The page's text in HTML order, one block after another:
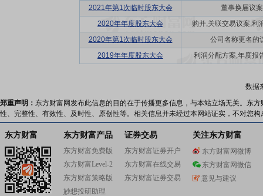
2021年第1次临时股东大会
董事换届议案
2020年年度股东大会
购并,关联交易议案,利
2020年第1次临时股东大会
公司名称更名的
2019年年度股东大会
利润分配方案,年度报
数据
郑重声明： 东方财富网发布此信息的目的在于传播更多信息，与本站立场无关。东
性、完整性、有效性、及时性、原创性等。相关信息并未经过本网站证实，不对您
东方财富 东方财富产品
东方财富免费版
东方财富Level-2
东方财富策略版
妙想投研助理
证券交易
东方财富证券开户
东方财富在线交易
东方财富证券交易
关注东方财富
东方财富网微博
东方财富网微信
意见与建议